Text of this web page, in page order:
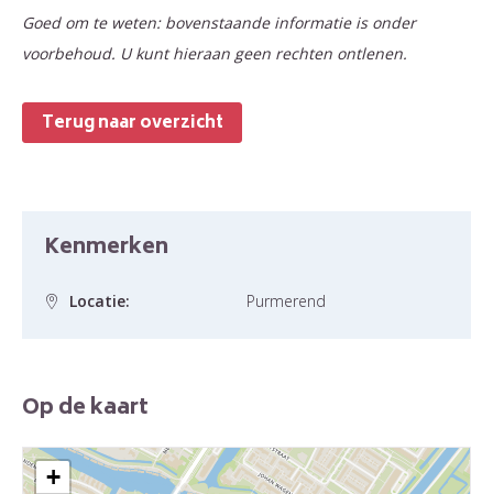
Goed om te weten: bovenstaande informatie is onder
voorbehoud. U kunt hieraan geen rechten ontlenen.
Terug naar overzicht
Kenmerken
Locatie: Purmerend
Op de kaart
+